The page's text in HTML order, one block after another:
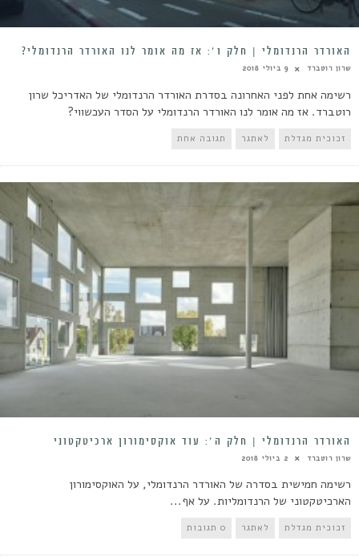
האורדר הרנדומלי | חלק ו׳: אז מה אומר לנו האורדר הרנדומלי?
שרון רוטברד 9 ביולי 2018
רשימה אחת לפני האחרונה בסדרת האורדר הרנדומלי של האדריכל שרון
רוטברד. אז מה אומר לנו האורדר הרנדומלי על הסדר העכשווי?
זכוכית מגדלת לאתגר תגובה אחת
האורדר הרנדומלי | חלק ה׳: עוד אוקסימורון ארכיטקטוני
שרון רוטברד 2 ביולי 2018
רשימה חמישית בסדרה של האורדר הרנדומלי, על האוקסימורון
הארכיטקטוני של הרנדומליות. על אף...
זכוכית מגדלת לאתגר 0 תגובות